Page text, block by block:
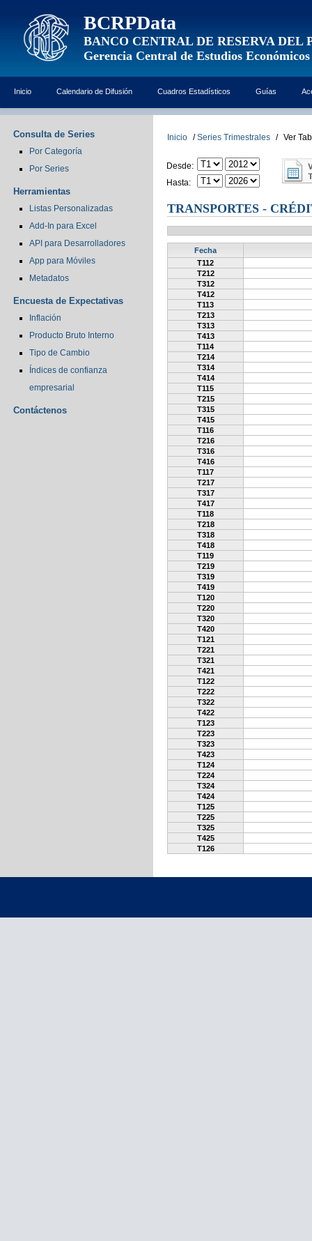
BCRPData
BANCO CENTRAL DE RESERVA DEL
Gerencia Central de Estudios Económicos
Inicio Calendario de Difusión Cuadros Estadísticos Guías
Consulta de Series
Por Categoría
Por Series
Herramientas
Listas Personalizadas
Add-In para Excel
API para Desarrolladores
App para Móviles
Metadatos
Encuesta de Expectativas
Inflación
Producto Bruto Interno
Tipo de Cambio
Índices de confianza
empresarial
Contáctenos
Inicio / Series Trimestrales / Ver
Desde:
Hasta:
TRANSPORTES -
Fecha
T112
T212
T312
T412
T113
T213
T313
T413
T114
T214
T314
T414
T115
T215
T315
T415
T116
T216
T316
T416
T117
T217
T317
T417
T118
T218
T318
T418
T119
T219
T319
T419
T120
T220
T320
T420
T121
T221
T321
T421
T122
T222
T322
T422
T123
T223
T323
T423
T124
T224
T324
T424
T125
T225
T325
T425
T126